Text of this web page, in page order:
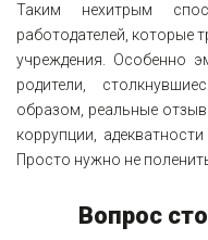
Таким нехитрым
работодателей, которые
учреждения. Особенно
родители,
образом, реальные
коррупции,
Просто нужно не
Вопрос